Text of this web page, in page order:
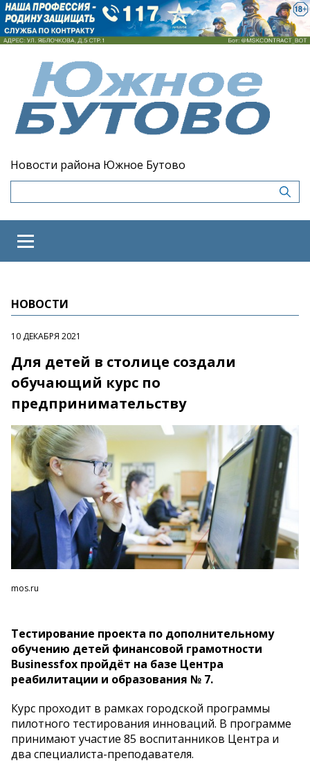
Новости района Южное Бутово
НОВОСТИ
10 ДЕКАБРЯ 2021
Для детей в столице создали
обучающий курс по
предпринимательству
mos.ru
Тестирование проекта по дополнительному
обучению детей финансовой грамотности
Businessfox пройдёт на базе Центра
реабилитации и образования № 7.
Курс проходит в рамках городской программы
пилотного тестирования инноваций. В программе
принимают участие 85 воспитанников Центра и
два специалиста-преподавателя.